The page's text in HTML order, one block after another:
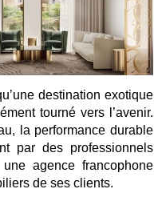
destination exotique
tourné vers l’avenir.
la performance durable
par des professionnels
agence francophone
de ses clients.